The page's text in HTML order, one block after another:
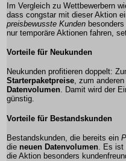
Im Vergleich zu Wettbewerbern
dass congstar mit dieser Aktion
preisbewusste Kunden
nur temporäre Aktionen fahren,
Vorteile für Neukunden
Neukunden profitieren doppelt:
Starterpaketpreise, zum
Datenvolumen. Damit wird der
günstig.
Vorteile für Bestandskunden
Bestandskunden, die bereits ein
die neuen Datenvolumen. Es ist
die Aktion besonders